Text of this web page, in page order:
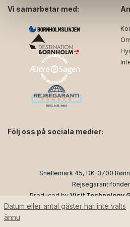
Datum eller antal gäster har inte valts
ännu
Vi samarbetar med:
Följ oss på sociala medier:
Snellemark 45, DK-3700
Produced by Visit Technology
Information &